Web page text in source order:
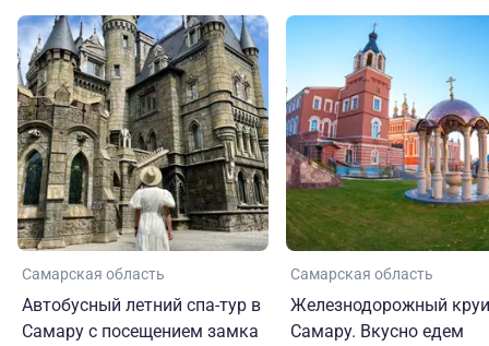
Самарская область
Автобусный летний спа-тур в
Самару с посещением замка
Самарская область
Железнодорожный
Самару. Вкусно едем